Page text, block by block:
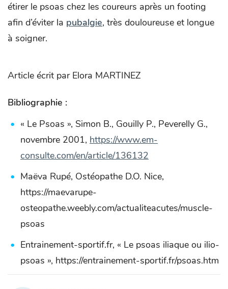
étirer le psoas chez les coureurs après un footing
afin d’éviter la pubalgie, très douloureuse et longue
à soigner.
Article écrit par Elora MARTINEZ
Bibliographie :
« Le Psoas », Simon B., Gouilly P., Peverelly G.,
novembre 2001, https://www.em-
consulte.com/en/article/136132
Maëva Rupé, Ostéopathe D.O. Nice,
https://maevarupe-
osteopathe.weebly.com/actualiteacutes/muscle-
psoas
Entrainement-sportif.fr, « Le psoas iliaque ou ilio-
psoas », https://entrainement-sportif.fr/psoas.htm